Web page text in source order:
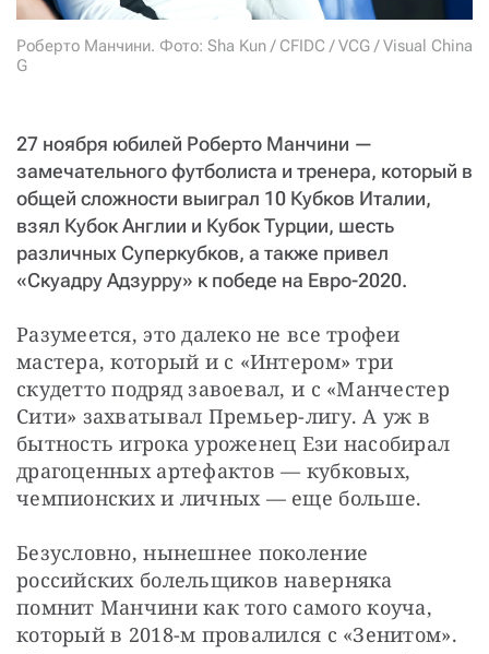
Роберто Манчини. Фото: Sha Kun / CFIDC / VCG / Visual China
G
27 ноября юбилей Роберто Манчини —
замечательного футболиста и тренера, который в
общей сложности выиграл 10 Кубков Италии,
взял Кубок Англии и Кубок Турции, шесть
различных Суперкубков, а также привел
«Скуадру Адзурру» к победе на Евро-2020.
Разумеется, это далеко не все трофеи
мастера, который и с «Интером» три
скудетто подряд завоевал, и с «Манчестер
Сити» захватывал Премьер-лигу. А уж в
бытность игрока уроженец Ези насобирал
драгоценных артефактов — кубковых,
чемпионских и личных — еще больше.
Безусловно, нынешнее поколение
российских болельщиков наверняка
помнит Манчини как того самого коуча,
который в 2018-м провалился с «Зенитом».